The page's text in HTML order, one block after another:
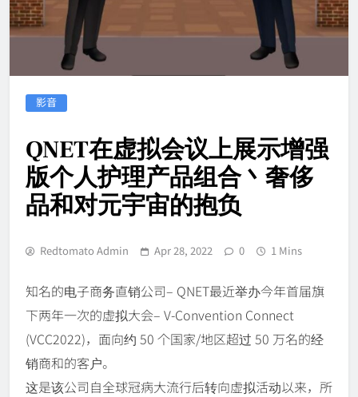
影音
QNET在虚拟会议上展示增强
版个人护理产品组合丶奢侈
品和对元宇宙的抱负
Redtomato Admin Apr 28, 2022 0 1 Mins
知名的电子商务直销公司– QNET最近举办今年首届旗
下两年一次的虚拟大会– V-Convention Connect
(VCC2022)，面向约 50 个国家/地区超过 50 万名的经
销商和的客户。
这是该公司自全球冠病大流行后转向虚拟活动以来，所